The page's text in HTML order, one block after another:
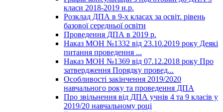
класи 2018-2019 н.р.
Розклад ДПА в 9-х класах за освіт. рівень
базової середньої освіти
Проведення ДПА в 2019 р.
Наказ МОН №1332 від 23.10.2019 року Деякі
питання проведення ...
Наказ МОН №1369 від 07.12.2018 року Про
затвердження Порядку провед...
Особливості закінчення 2019/2020
навчального року та проведення ДПА
Про звільнення від ДПА учнів 4 та 9 класів у
2019/20 навчальному році